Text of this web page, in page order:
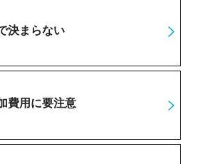
決まらない
費用に要注意